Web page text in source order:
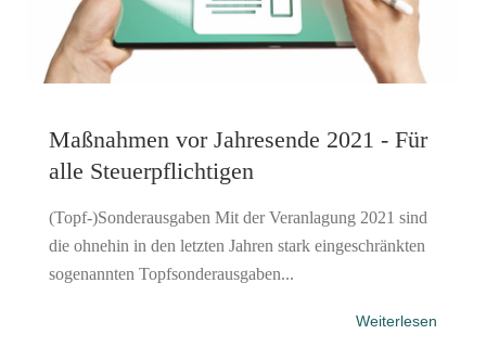
Maßnahmen vor Jahresende 2021 - Für
alle Steuerpflichtigen
(Topf-)Sonderausgaben Mit der Veranlagung 2021 sind
die ohnehin in den letzten Jahren stark eingeschränkten
sogenannten Topfsonderausgaben...
Weiterlesen